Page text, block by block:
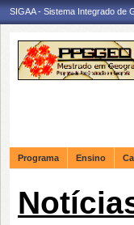
SIGAA - Sistema Integrado de
Programa Ensino